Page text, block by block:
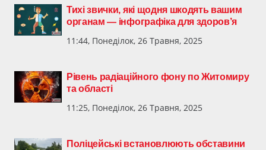
Тихі звички, які щодня шкодять вашим
органам — інфографіка для здоров’я
11:44, Понеділок, 26 Травня, 2025
Рівень радіаційного фону по Житомиру
та області
11:25, Понеділок, 26 Травня, 2025
Поліцейські встановлюють обставини